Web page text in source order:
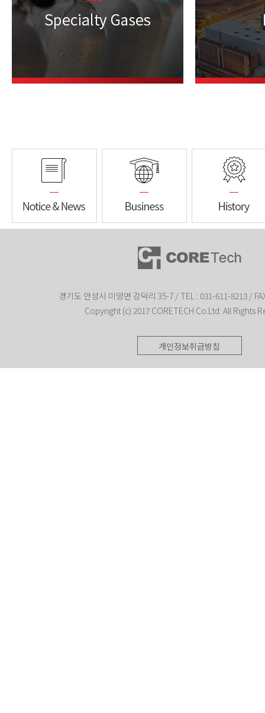
경기도 안성시 미양면 강덕리 35-7 / TEL : 031-611-8213 /
Copyright (c) 2017 CORETECH Co.Ltd. All Rights
개인정보취급방침